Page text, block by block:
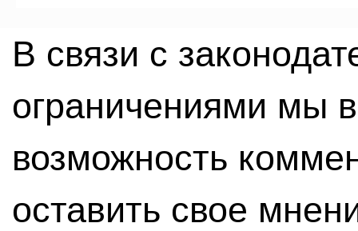
В связи с
ограничениями мы
возможность
оставить свое